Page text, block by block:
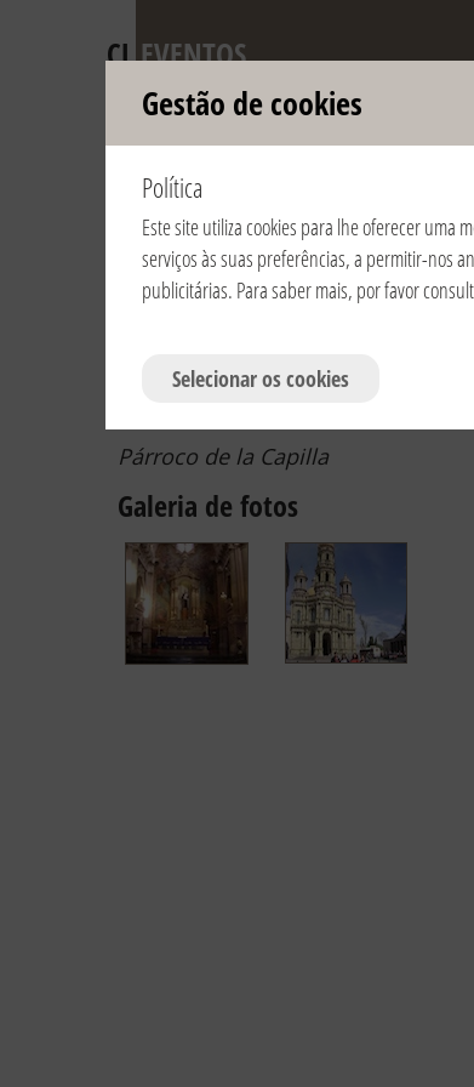
CLEVENTOS
Consulta os anos: 2024 2023 2022 2021
2008
22/02/2013 | 19:00 | Messico /
Párroco de la Capilla
Galeria de fotos
Gestão de cookies
Política
Este site utiliza cookies para lhe oferecer uma
serviços às suas preferências, a permitir-nos
publicitárias. Para saber mais, por favor
Selecionar os cookies